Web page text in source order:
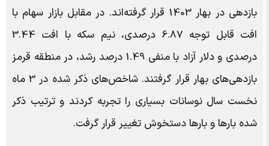
بازدهی در بهار 1403 قرار گرفته‌اند. در مقابل بازار سهام با
افت قابل توجه 6.87 درصدی، نیم سکه با افت 3.44
درصدی و دلار آزاد با منفی 1.49 درصد رشد، در منطقه قرمز
بازدهی‌های بهار قرار گرفتند. شاخص‌های ذکر شده در 3 ماه‌
نخست سال نوسانات بسیاری را تجربه کردند و ترتیب ذکر
شده بارها و بارها دستخوش تغییر قرار گرفت.